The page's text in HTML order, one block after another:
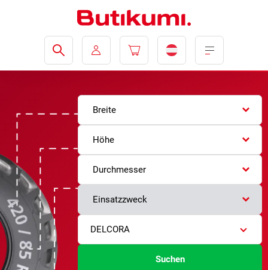
Breite
Höhe
Durchmesser
Einsatzzweck
DELCORA
Suchen